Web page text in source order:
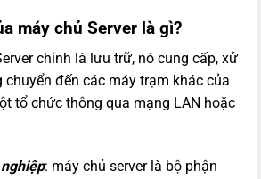
máy chủ Server là gì?
chính là lưu trữ, nó cung cấp, xử
chuyển đến các máy trạm khác của
tổ chức thông qua mạng LAN hoặc
: máy chủ server là bộ phận